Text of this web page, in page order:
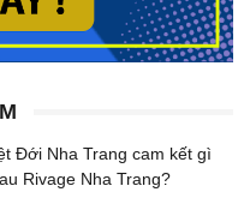
Đới Nha Trang cam kết gì
Rivage Nha Trang?